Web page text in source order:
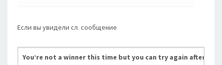
Если вы увидели сл. сообщение
You’re not a winner this time but you can try again after 5